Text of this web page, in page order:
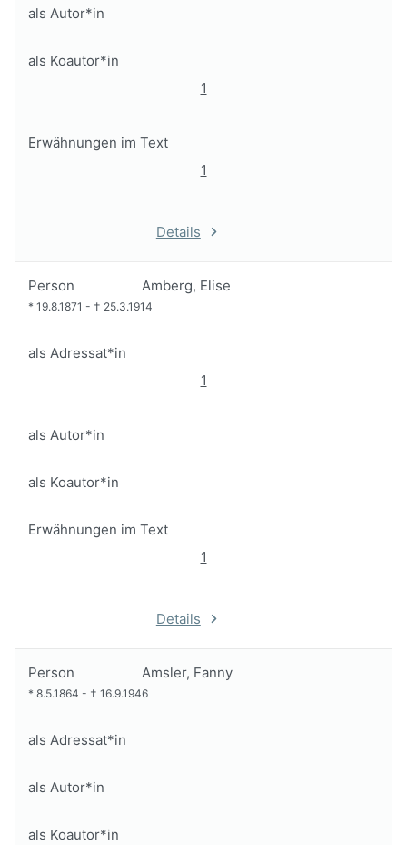
als Autor*in
als Koautor*in
1
Erwähnungen im Text
1
Details
Person Amberg, Elise
* 19.8.1871 - † 25.3.1914
als Adressat*in
1
als Autor*in
als Koautor*in
Erwähnungen im Text
1
Details
Person Amsler, Fanny
* 8.5.1864 - † 16.9.1946
als Adressat*in
als Autor*in
als Koautor*in